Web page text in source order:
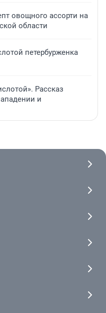
овощного ассорти на
области
петербурженка
Рассказ
и